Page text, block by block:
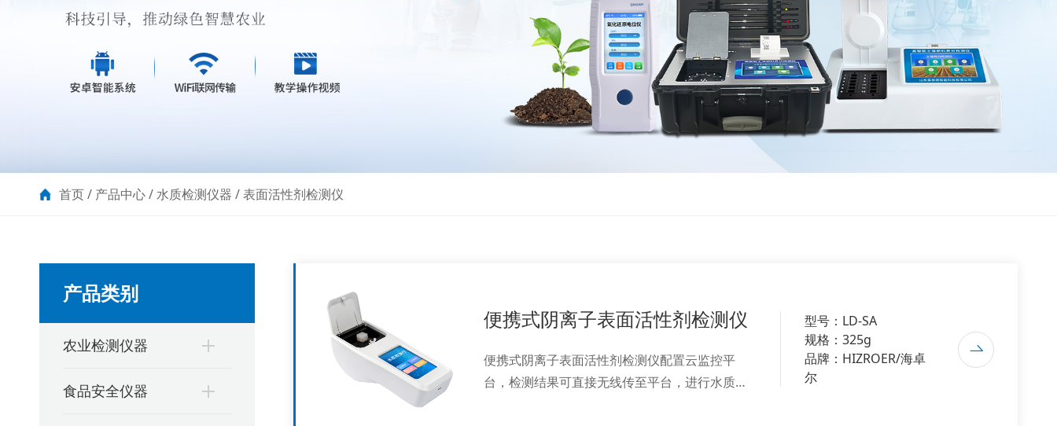
首页/ 产品中心/水质检测仪器 /表面活性剂检测仪
产品类别
农业检测仪器
食品安全仪器
便携式阴离子表面活性剂检测仪
便携式阴离子表面活性剂检测仪配置云监控平
台，检测结果可直接无线传至平台，进行水质长
型号：LD-SA
规格：325g
品牌：HIZROER/海卓
尔